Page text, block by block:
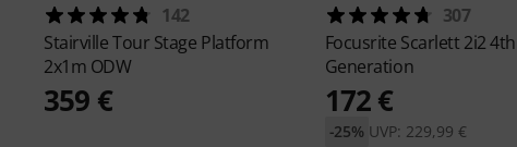
142
StairvilleTour Stage Platform
2x1m ODW
359 €
307
Focusrite Scarlett 2i2 4th
Generation
172 €
UVP: 229,99 €
-25%